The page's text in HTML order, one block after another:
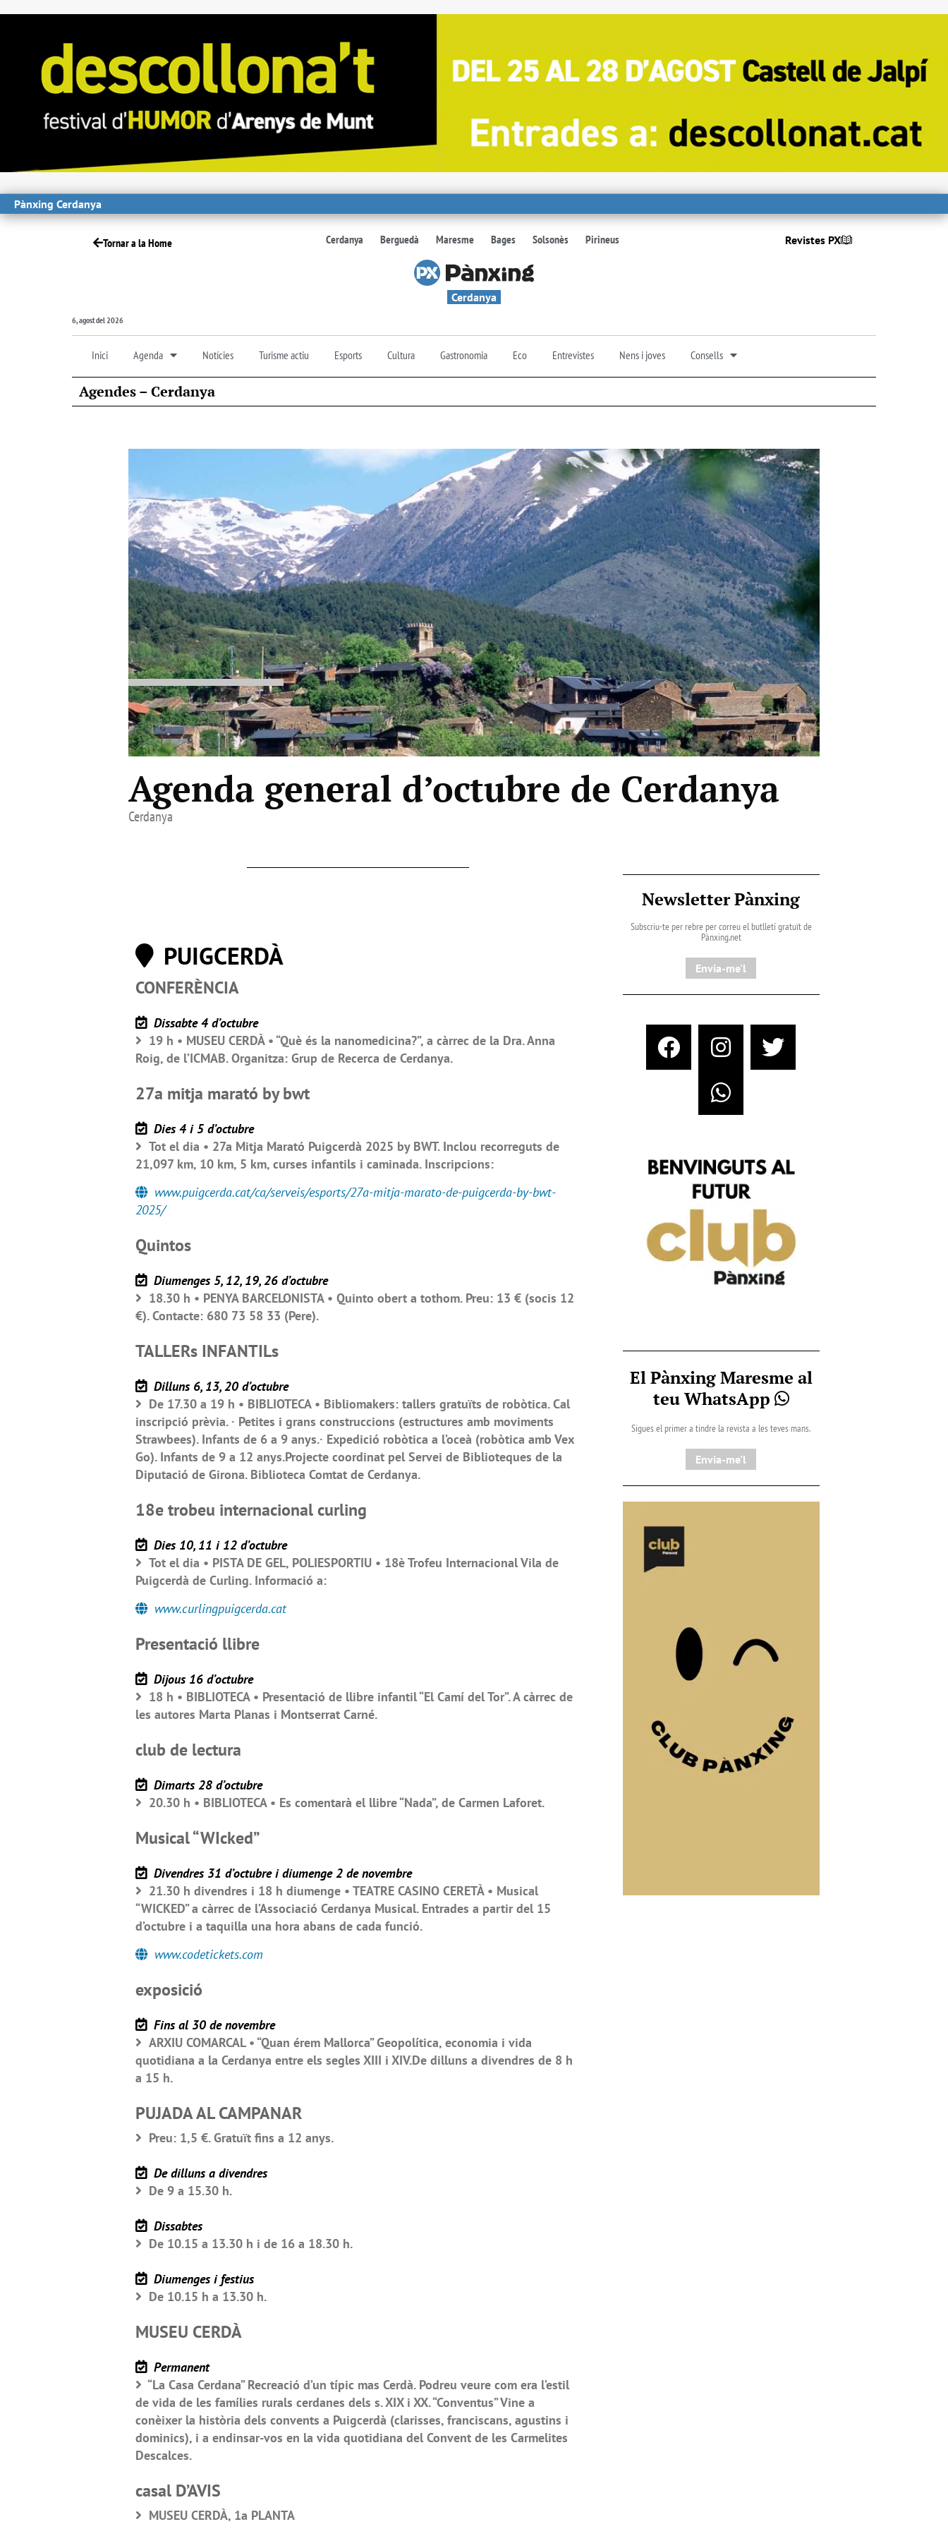
Pànxing Cerdanya
Tornar a la Home Cerdanya Berguedà Maresme Bages Solsonès Pirineus Revistes PX
Cerdanya
6, agost del 2026
Inici Agenda Notícies Turisme actiu Esports Cultura Gastronomia Eco Entrevistes Nens i joves Consells
Agendes – Cerdanya
Agenda general d’octubre de Cerdanya
Cerdanya
PUIGCERDÀ
CONFERÈNCIA
Dissabte 4 d’octubre
19 h • MUSEU CERDÀ • “Què és la nanomedicina?”, a càrrec de la Dra. Anna
Roig, de l’ICMAB. Organitza: Grup de Recerca de Cerdanya.
27a mitja marató by bwt
Dies 4 i 5 d’octubre
Tot el dia • 27a Mitja Marató Puigcerdà 2025 by BWT. Inclou recorreguts de
21,097 km, 10 km, 5 km, curses infantils i caminada. Inscripcions:
www.puigcerda.cat/ca/serveis/esports/27a-mitja-marato-de-puigcerda-by-bwt-
2025/
Quintos
Diumenges 5, 12, 19, 26 d’octubre
18.30 h • PENYA BARCELONISTA • Quinto obert a tothom. Preu: 13 € (socis 12
€). Contacte: 680 73 58 33 (Pere).
TALLERs INFANTILs
Dilluns 6, 13, 20 d’octubre
De 17.30 a 19 h • BIBLIOTECA • Bibliomakers: tallers gratuïts de robòtica. Cal
inscripció prèvia. · Petites i grans construccions (estructures amb moviments
Strawbees). Infants de 6 a 9 anys.· Expedició robòtica a l’oceà (robòtica amb Vex
Go). Infants de 9 a 12 anys.Projecte coordinat pel Servei de Biblioteques de la
Diputació de Girona. Biblioteca Comtat de Cerdanya.
18e trobeu internacional curling
Dies 10, 11 i 12 d’octubre
Tot el dia • PISTA DE GEL, POLIESPORTIU • 18è Trofeu Internacional Vila de
Puigcerdà de Curling. Informació a:
www.curlingpuigcerda.cat
Presentació llibre
Dijous 16 d’octubre
18 h • BIBLIOTECA • Presentació de llibre infantil “El Camí del Tor”. A càrrec de
les autores Marta Planas i Montserrat Carné.
club de lectura
Dimarts 28 d’octubre
20.30 h • BIBLIOTECA • Es comentarà el llibre “Nada”, de Carmen Laforet.
Musical “WIcked”
Divendres 31 d’octubre i diumenge 2 de novembre
21.30 h divendres i 18 h diumenge • TEATRE CASINO CERETÀ • Musical
“WICKED” a càrrec de l’Associació Cerdanya Musical. Entrades a partir del 15
d’octubre i a taquilla una hora abans de cada funció.
www.codetickets.com
exposició
Fins al 30 de novembre
ARXIU COMARCAL • “Quan érem Mallorca” Geopolítica, economia i vida
quotidiana a la Cerdanya entre els segles XIII i XIV.De dilluns a divendres de 8 h
a 15 h.
PUJADA AL CAMPANAR
Preu: 1,5 €. Gratuït fins a 12 anys.
De dilluns a divendres
De 9 a 15.30 h.
Dissabtes
De 10.15 a 13.30 h i de 16 a 18.30 h.
Diumenges i festius
De 10.15 h a 13.30 h.
MUSEU CERDÀ
Permanent
“La Casa Cerdana” Recreació d’un típic mas Cerdà. Podreu veure com era l’estil
de vida de les famílies rurals cerdanes dels s. XIX i XX. “Conventus” Vine a
conèixer la història dels convents a Puigcerdà (clarisses, franciscans, agustins i
dominics), i a endinsar-vos en la vida quotidiana del Convent de les Carmelites
Descalces.
casal D’AVIS
MUSEU CERDÀ, 1a PLANTA
Newsletter Pànxing
Subscriu-te per rebre per correu el butlletí gratuït de
Pànxing.net​
Envia-me'l
El Pànxing Maresme al
teu WhatsApp
Sigues el primer a tindre la revista a les teves mans.
Envia-me'l